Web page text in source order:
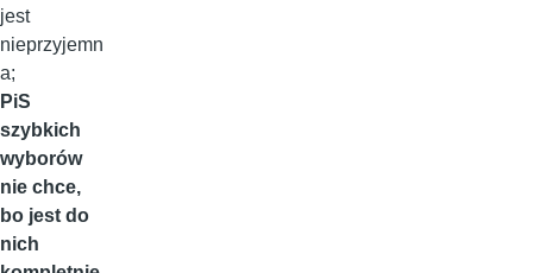
jest
nieprzyjemn
a;
PiS
szybkich
wyborów
nie chce,
bo jest do
nich